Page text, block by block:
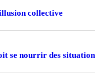
collective
se nourrir des